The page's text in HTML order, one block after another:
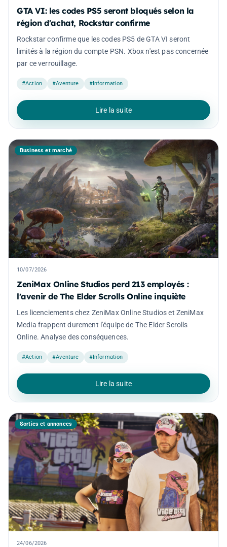
GTA VI: les codes PS5 seront bloqués selon la
région d'achat, Rockstar confirme
Rockstar confirme que les codes PS5 de GTA VI seront
limités à la région du compte PSN. Xbox n'est pas concernée
par ce verrouillage.
#Action #Aventure #Information
Lire la suite
Business et marché
10/07/2026
ZeniMax Online Studios perd 213 employés :
l'avenir de The Elder Scrolls Online inquiète
Les licenciements chez ZeniMax Online Studios et ZeniMax
Media frappent durement l'équipe de The Elder Scrolls
Online. Analyse des conséquences.
#Action #Aventure #Information
Lire la suite
Sorties et annonces
24/06/2026